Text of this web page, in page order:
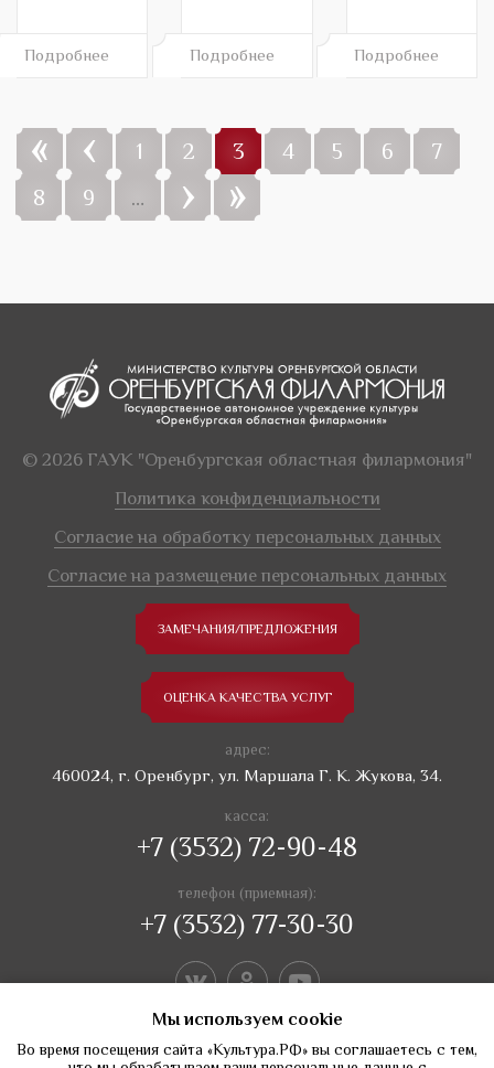
Подробнее Подробнее Подробнее
« ‹ 1 2 3 4 5 6
7
8
9 … › »
Мы используем сookie
Во время посещения сайта «Культура.РФ» вы соглашаетесь с тем,
© 2026 ГАУК "Оренбургская областная филармония"
Политика конфиденциальности
Согласие на обработку персональных данных
Согласие на размещение персональных данных
ЗАМЕЧАНИЯ/ПРЕДЛОЖЕНИЯ
ОЦЕНКА КАЧЕСТВА УСЛУГ
адрес:
460024, г. Оренбург, ул. Маршала Г. К. Жукова, 34.
касса:
+7 (3532) 72-90-48
телефон (приемная):
+7 (3532) 77-30-30